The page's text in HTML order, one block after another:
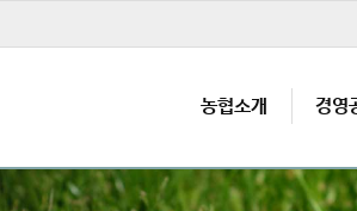
농협소개 경영